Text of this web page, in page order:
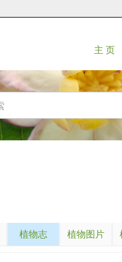
主 页
植物志 植物图片